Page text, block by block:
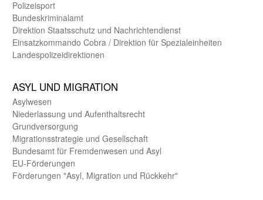
Polizeisport
Bundes­kriminal­amt
Direktion Staats­schutz und Nach­richten­dienst
Einsatz­kommando Cobra / Direktion für Spezialeinheiten
Landes­polizei­direk­tionen
ASYL UND MIGRA­TION
Asyl­wesen
Nieder­lassung und Aufent­halts­recht
Grund­versorgung
Migrations­strategie und Gesell­schaft
Bundes­amt für Fremden­wesen und Asyl
EU-Förde­rungen
Förderungen "Asyl, Migration und Rückkehr"